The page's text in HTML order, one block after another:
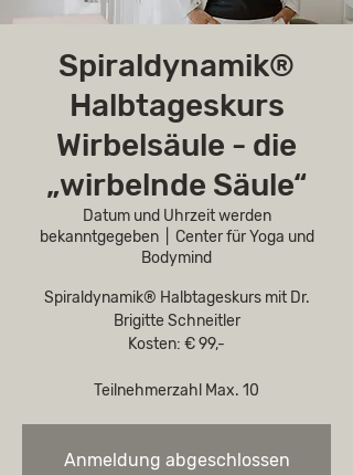
Spiraldynamik®
Halbtageskurs
Wirbelsäule - die
„wirbelnde Säule“
Datum und Uhrzeit werden
bekanntgegeben
  |
Center für Yoga und
Bodymind
Spiraldynamik® Halbtageskurs mit Dr.
Brigitte Schneitler
Kosten: € 99,-
Teilnehmerzahl Max. 10
Anmeldung abgeschlossen